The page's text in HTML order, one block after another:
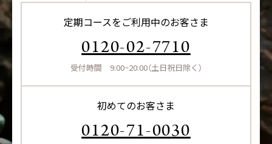
定期コースをご利用中のお客さま
0120-02-7710
受付時間 9:00~20:00（土日祝日除く）
初めてのお客さま
0120-71-0030